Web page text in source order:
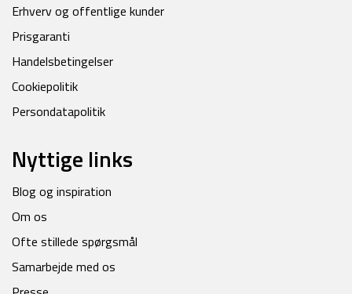
Erhverv og offentlige kunder
Prisgaranti
Handelsbetingelser
Cookiepolitik
Persondatapolitik
Nyttige links
Blog og inspiration
Om os
Ofte stillede spørgsmål
Samarbejde med os